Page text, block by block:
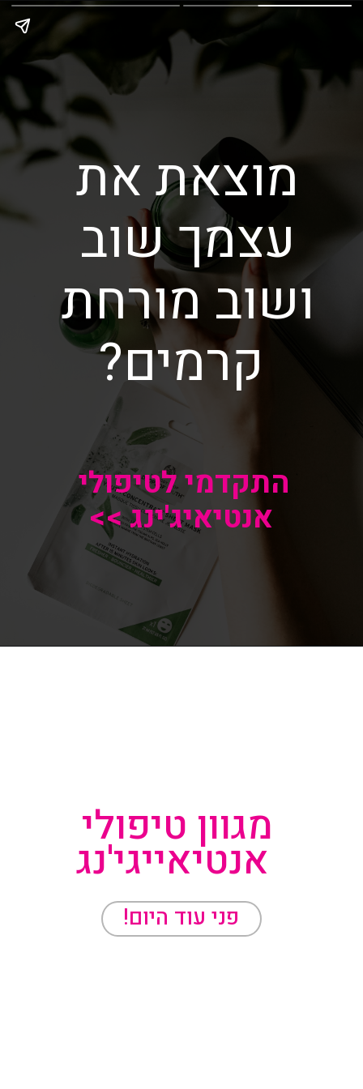
מוצאת את
ושוב מורחת
קרמים?
התקדמי לטיפולי
אנטיאיג'ינג >>
אנטיאייגי'נג
פני עוד היום!